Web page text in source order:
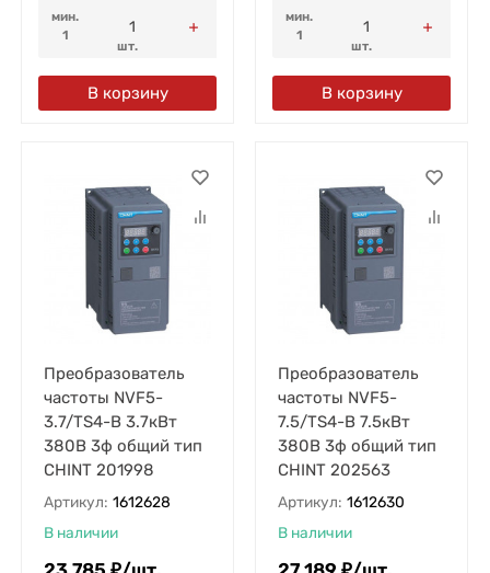
мин.
1
шт.
В корзину
мин.
1
шт.
В корзину
Преобразователь
частоты NVF5-
3.7/TS4-B 3.7кВт
380В 3ф общий тип
CHINT 201998
Артикул: 1612628
В наличии
Преобразователь
частоты NVF5-
7.5/TS4-B 7.5кВт
380В 3ф общий тип
CHINT 202563
Артикул: 1612630
В наличии